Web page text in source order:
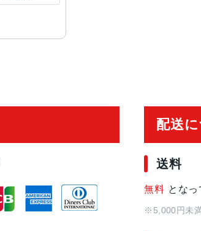
配送
送料
無料 となっ
※5,000円未